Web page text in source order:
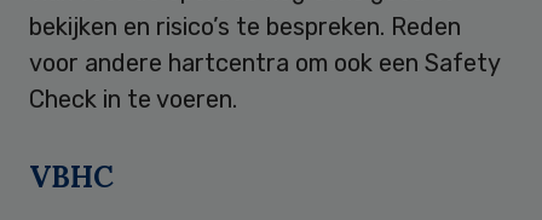
bekijken en risico’s te bespreken. Reden
voor andere hartcentra om ook een Safety
Check in te voeren.
VBHC